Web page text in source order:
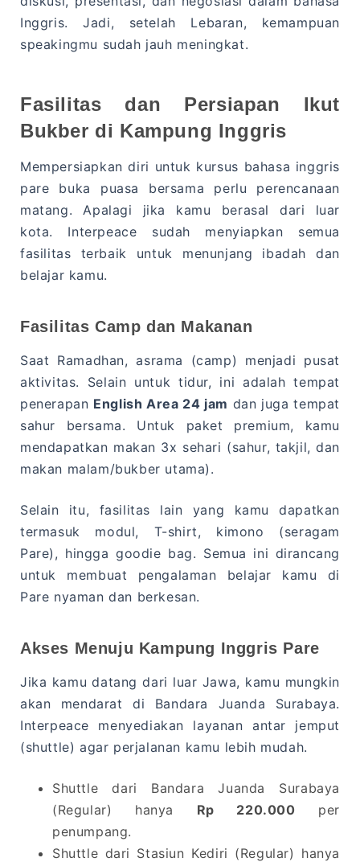
Inggris. Jadi, setelah Lebaran, kemampuan
speakingmu sudah jauh meningkat.
Fasilitas dan Persiapan Ikut
Bukber di Kampung Inggris
Mempersiapkan diri untuk kursus bahasa inggris
pare buka puasa bersama perlu perencanaan
matang. Apalagi jika kamu berasal dari luar
kota. Interpeace sudah menyiapkan semua
fasilitas terbaik untuk menunjang ibadah dan
belajar kamu.
Fasilitas Camp dan Makanan
Saat Ramadhan, asrama (camp) menjadi pusat
aktivitas. Selain untuk tidur, ini adalah tempat
penerapan English Area 24 jam dan juga tempat
sahur bersama. Untuk paket premium, kamu
mendapatkan makan 3x sehari (sahur, takjil, dan
makan malam/bukber utama).
Selain itu, fasilitas lain yang kamu dapatkan
termasuk modul, T-shirt, kimono (seragam
Pare), hingga goodie bag. Semua ini dirancang
untuk membuat pengalaman belajar kamu di
Pare nyaman dan berkesan.
Akses Menuju Kampung Inggris Pare
Jika kamu datang dari luar Jawa, kamu mungkin
akan mendarat di Bandara Juanda Surabaya.
Interpeace menyediakan layanan antar jemput
(shuttle) agar perjalanan kamu lebih mudah.
Shuttle dari Bandara Juanda Surabaya
(Regular) hanya Rp 220.000 per
penumpang.
Shuttle dari Stasiun Kediri (Regular) hanya